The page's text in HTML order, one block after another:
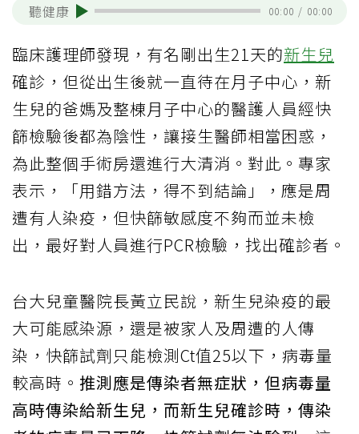
聽健康 00:00 / 00:00
臨床護理師發現，有名剛出生21天的新生兒
確診，但從出生後就一直待在月子中心，新
生兒的爸媽及整棟月子中心的醫護人員經快
篩檢驗後都為陰性，讓接生醫師相當困惑，
為此整個手術房還進行大清消。對此。專家
表示，「用錯方法，得不到結論」，應是周
遭有人染疫，但快篩敏感度不夠而並未檢
出，最好對人員進行PCR檢驗，找出確診者。
台大兒童醫院長黃立民說，新生兒染疫的最
大可能感染源，還是被家人及周遭的人傳
染，快篩試劑只能檢測Ct值25以下，病毒量
較高時。 推測應是傳染者無症狀，但病毒量
高時傳染給新生兒，而新生兒確診時，傳染